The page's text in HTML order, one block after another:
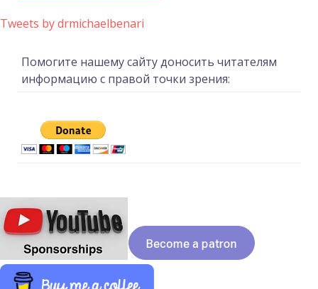
Tweets by drmichaelbenari
Помогите нашему сайту доносить читателям
информацию с правой точки зрения: